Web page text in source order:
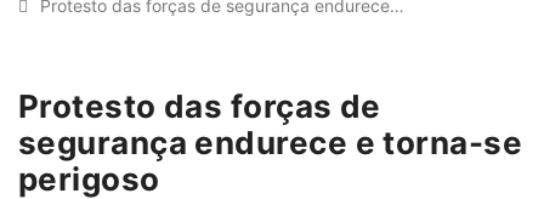
Protesto das forças de segurança endurece…
Protesto das forças de
segurança endurece e torna-se
perigoso